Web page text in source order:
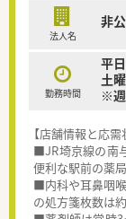
法人名
非
勤務時間
平
土
※
【店舗情報と応需
■JR埼京線の南
便利な駅前の薬局
■内科や耳鼻咽喉
の処方箋枚数は